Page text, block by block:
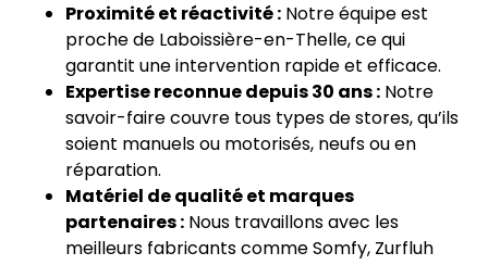
Proximité et réactivité : Notre équipe est
proche de Laboissière-en-Thelle, ce qui
garantit une intervention rapide et efficace.
Expertise reconnue depuis 30 ans : Notre
savoir-faire couvre tous types de stores, qu’ils
soient manuels ou motorisés, neufs ou en
réparation.
Matériel de qualité et marques
partenaires : Nous travaillons avec les
meilleurs fabricants comme Somfy, Zurfluh